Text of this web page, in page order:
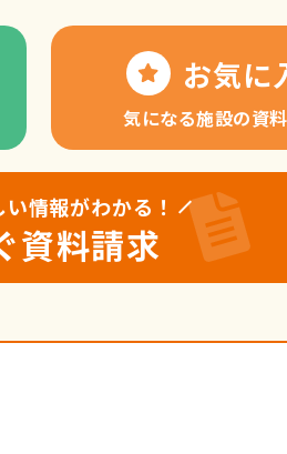
お気に
気になる施設の資
情報がわかる！
資料請求